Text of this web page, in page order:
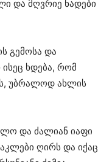
და მღვრიე ნადები
გემოსა და
ხდება, რომ
უბრალოდ ახლის
და ძალიან იაფი
ღირს და იქაც